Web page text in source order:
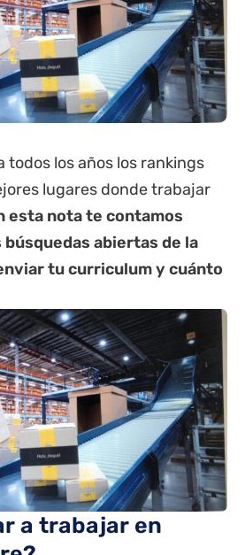
todos los años los rankings
lugares donde trabajar
esta nota te contamos
abiertas de la
tu curriculum y cuánto
a trabajar en